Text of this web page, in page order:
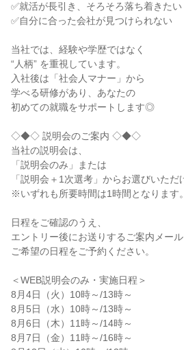
✅就活が長引き、そろそろ落ち着きたい
✅自分に合った会社が見つけられない
当社では、経験や学歴ではなく
“人柄” を重視しています。
入社後は「社会人マナー」から
学べる研修があり、あなたの
初めての就職をサポートします◎
◇◆◇ 説明会のご案内 ◇◆◇
当社の説明会は、
「説明会のみ」または
「説明会＋1次選考」からお選びいただ
※いずれも所要時間は1時間となります。
日程をご確認のうえ、
エントリー後にお送りするご案内メール
ご希望の日程をご予約ください。
＜WEB説明会のみ・実施日程＞
8月4日（火）10時～/13時～
8月5日（水）10時～/13時～
8月6日（木）11時～/14時～
8月7日（金）11時～/16時～